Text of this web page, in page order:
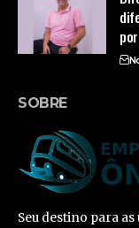
SOBRE
Seu destino para